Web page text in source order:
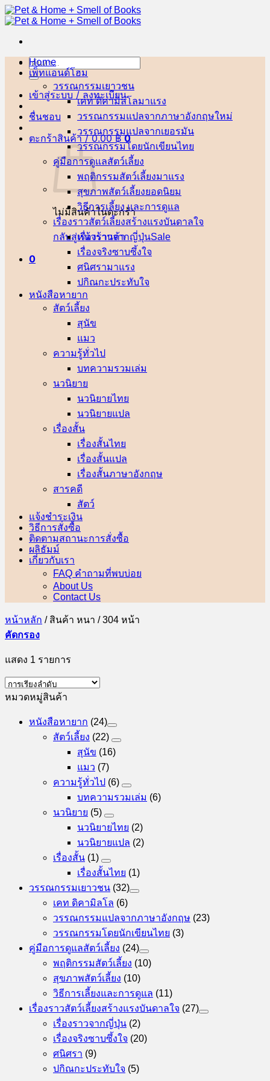
ข้าม
ไป
เนื้อหา
ค้นหา:
เข้าสู่ระบบ / ลงทะเบียน
ชื่นชอบ
ตะกร้าสินค้า /0.00฿ 0
ไม่มีสินค้าในตะกร้า
กลับสู่หน้าร้านค้า
0
Home
เพ็ทแอนด์โฮม
วรรณกรรมเยาวชน
เคท ดิคามิลโล
วรรณกรรมแปลจากภาษาอังกฤษ
วรรณกรรมแปลจากเยอรมัน
วรรณกรรมโดยนักเขียนไทย
คู่มือการดูแลสัตว์เลี้ยง
พฤติกรรมสัตว์เลี้ยง
สุขภาพสัตว์เลี้ยง
วิธีการเลี้ยง และการดูแล
เรื่องราวสัตว์เลี้ยงสร้างแรงบันดาลใจ
เรื่องราวจากญี่ปุ่น
เรื่องจริงซาบซึ้งใจ
ศนิศรา
ปกิณกะประทับใจ
หนังสือหายาก
สัตว์เลี้ยง
สุนัข
แมว
ความรู้ทั่วไป
บทความรวมเล่ม
นวนิยาย
นวนิยายไทย
นวนิยายแปล
เรื่องสั้น
เรื่องสั้นไทย
เรื่องสั้นแปล
เรื่องสั้นภาษาอังกฤษ
สารคดี
สัตว์
แจ้งชำระเงิน
วิธีการสั่งซื้อ
ติดตามสถานะการสั่งซื้อ
ผลิธัมม์
เกี่ยวกับเรา
FAQ คำถามที่พบบ่อย
About Us
Contact Us
หน้าหลัก /สินค้า หนา /304 หน้า
คัดกรอง
แสดง 1 รายการ
หมวดหมู่สินค้า
หนังสือหายาก (24)
สัตว์เลี้ยง (22)
สุนัข (16)
แมว (7)
ความรู้ทั่วไป (6)
บทความรวมเล่ม (6)
นวนิยาย (5)
นวนิยายไทย (2)
นวนิยายแปล (2)
เรื่องสั้น (1)
เรื่องสั้นไทย (1)
วรรณกรรมเยาวชน (32)
เคท ดิคามิลโล (6)
วรรณกรรมแปลจากภาษาอังกฤษ (23)
วรรณกรรมโดยนักเขียนไทย (3)
คู่มือการดูแลสัตว์เลี้ยง (24)
พฤติกรรมสัตว์เลี้ยง (10)
สุขภาพสัตว์เลี้ยง (10)
วิธีการเลี้ยงและการดูแล (11)
เรื่องราวสัตว์เลี้ยงสร้างแรงบันดาลใจ (27)
เรื่องราวจากญี่ปุ่น (2)
เรื่องจริงซาบซึ้งใจ (20)
ศนิศรา (9)
ปกิณกะประทับใจ (5)